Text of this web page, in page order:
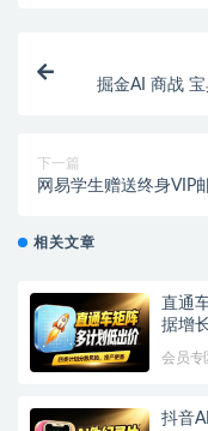
掘金AI 商战
下一篇
网易学生赠送终身VIP
相关文章
直通
据增
会员专
抖音